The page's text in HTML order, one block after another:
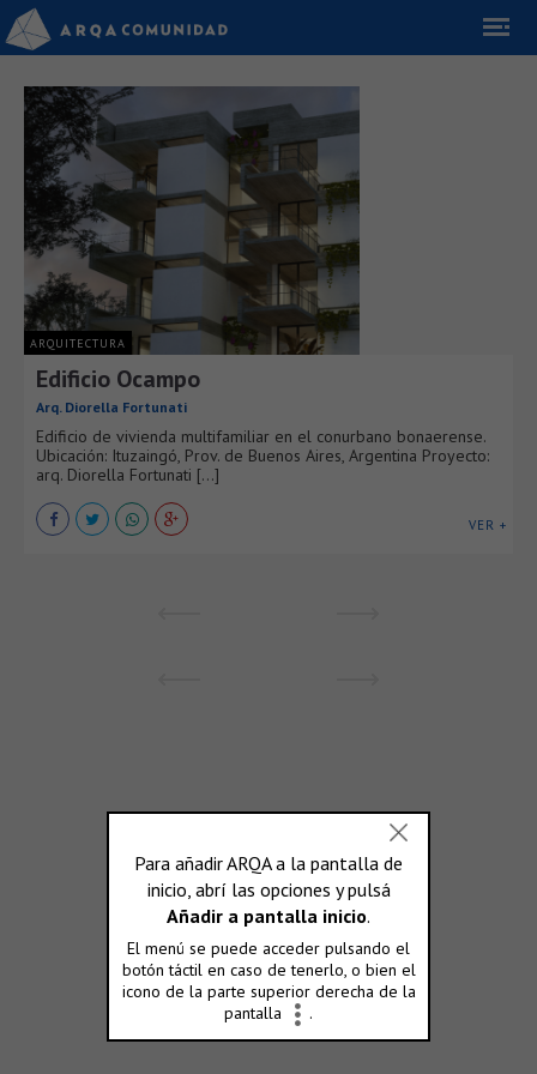
ARQUITECTURA
Edificio Ocampo
Arq. Diorella Fortunati
Edificio de vivienda multifamiliar en el conurbano bonaerense.
Ubicación: Ituzaingó, Prov. de Buenos Aires, Argentina Proyecto:
arq. Diorella Fortunati [...]
VER +